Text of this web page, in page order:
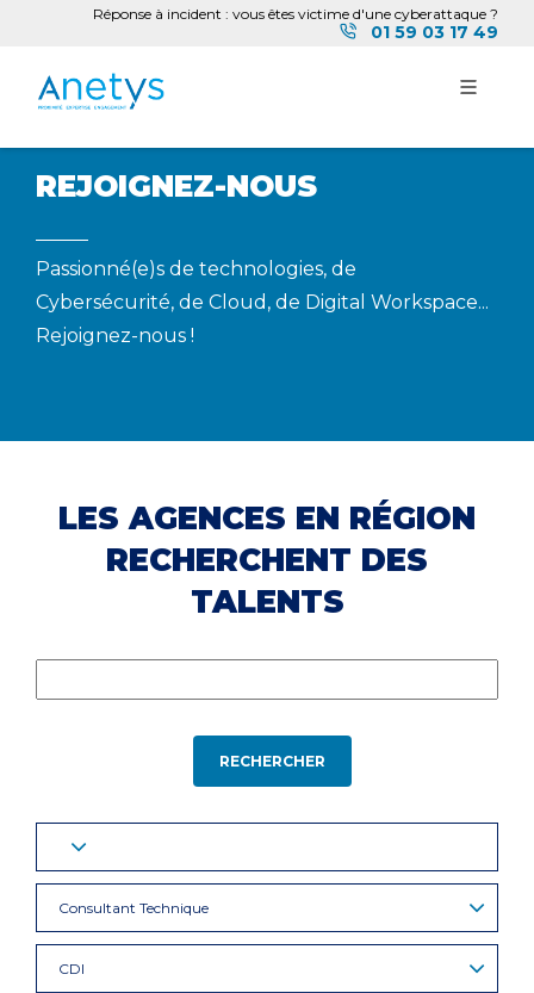
Réponse à incident : vous êtes victime d'une cyberattaque ?
01 59 03 17 49
REJOIGNEZ-NOUS
Passionné(e)s de technologies, de
Cybersécurité, de Cloud, de Digital Workspace...
Rejoignez-nous !
LES AGENCES EN RÉGION
RECHERCHENT DES
TALENTS
RECHERCHER
Consultant Technique
CDI